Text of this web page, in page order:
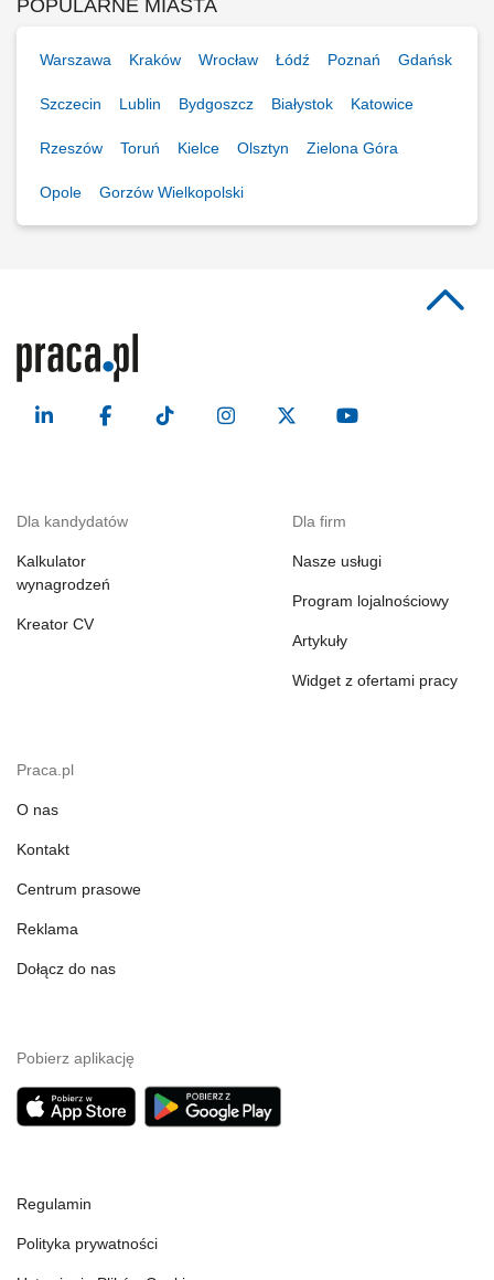
POPULARNE MIASTA
Warszawa Kraków Wrocław Łódź Poznań Gdańsk
Szczecin Lublin Bydgoszcz Białystok Katowice
Rzeszów Toruń Kielce Olsztyn Zielona Góra
Opole Gorzów Wielkopolski
Dla kandydatów
Kalkulator
wynagrodzeń
Kreator CV
Dla firm
Nasze usługi
Program lojalnościowy
Artykuły
Widget z ofertami pracy
Praca.pl
O nas
Kontakt
Centrum prasowe
Reklama
Dołącz do nas
Pobierz aplikację
Regulamin
Polityka prywatności